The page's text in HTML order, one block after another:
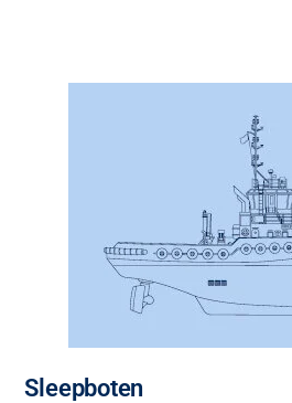
Sleepboten